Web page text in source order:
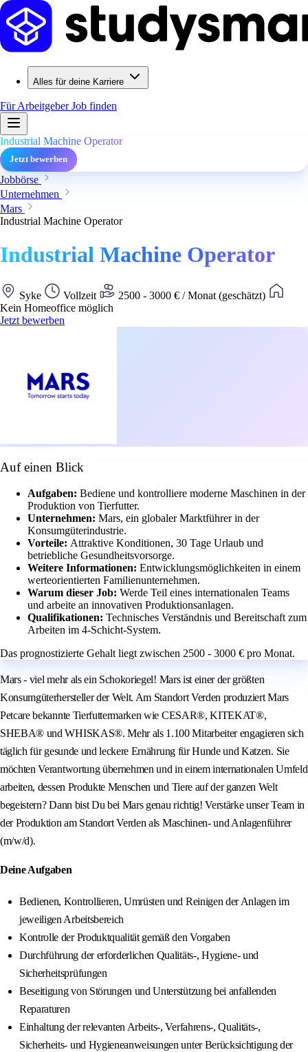
Alles für deine Karriere
Für ArbeitgeberJob finden
Industrial Machine Operator
Jetzt bewerben
Jobbörse
Unternehmen
Mars
Industrial Machine Operator
Industrial Machine Operator
Syke Vollzeit
2500 - 3000 € / Monat (geschätzt)
Kein Homeoffice möglich
Jetzt bewerben
Auf einen Blick
Aufgaben: Bediene und kontrolliere moderne Maschinen in der
Produktion von Tierfutter.
Unternehmen: Mars, ein globaler Marktführer in der
Konsumgüterindustrie.
Vorteile: Attraktive Konditionen, 30 Tage Urlaub und
betriebliche Gesundheitsvorsorge.
Weitere Informationen: Entwicklungsmöglichkeiten in einem
werteorientierten Familienunternehmen.
Warum dieser Job: Werde Teil eines internationalen Teams
und arbeite an innovativen Produktionsanlagen.
Qualifikationen: Technisches Verständnis und Bereitschaft zum
Arbeiten im 4-Schicht-System.
Das prognostizierte Gehalt liegt zwischen 2500 - 3000 € pro Monat.
Mars - viel mehr als ein Schokoriegel! Mars ist einer der größten
Konsumgüterhersteller der Welt. Am Standort Verden produziert Mars
Petcare bekannte Tierfuttermarken wie CESAR®, KITEKAT®,
SHEBA® und WHISKAS®. Mehr als 1.100 Mitarbeiter engagieren sich
täglich für gesunde und leckere Ernährung für Hunde und Katzen. Sie
möchten Verantwortung übernehmen und in einem internationalen Umfeld
arbeiten, dessen Produkte Menschen und Tiere auf der ganzen Welt
begeistern? Dann bist Du bei Mars genau richtig! Verstärke unser Team in
der Produktion am Standort Verden als Maschinen- und Anlagenführer
(m/w/d).
Deine Aufgaben
Bedienen, Kontrollieren, Umrüsten und Reinigen der Anlagen im
jeweiligen Arbeitsbereich
Kontrolle der Produktqualität gemäß den Vorgaben
Durchführung der erforderlichen Qualitäts-, Hygiene- und
Sicherheitsprüfungen
Beseitigung von Störungen und Unterstützung bei anfallenden
Reparaturen
Einhaltung der relevanten Arbeits-, Verfahrens-, Qualitäts-,
Sicherheits- und Hygieneanweisungen unter Berücksichtigung der